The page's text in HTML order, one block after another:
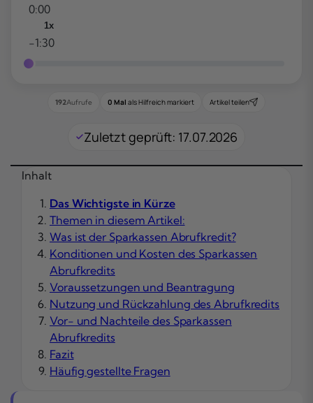
0:00
1x
-1:30
192Aufrufe 0 Mal als Hilfreich markiert Artikel teilen
Zuletzt geprüft: 17.07.2026
Inhalt
Das Wichtigste in Kürze
Themen in diesem Artikel:
Was ist der Sparkassen Abrufkredit?
Konditionen und Kosten des Sparkassen
Abrufkredits
Voraussetzungen und Beantragung
Nutzung und Rückzahlung des Abrufkredits
Vor- und Nachteile des Sparkassen
Abrufkredits
Fazit
Häufig gestellte Fragen